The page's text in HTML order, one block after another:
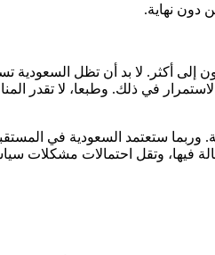
دون نهاية.
إلى أكثر. لا بد أن تظل السعودية
في ذلك. وطبعا، لا تقدر
وربما ستعتمد السعودية في
فيها، وتقل احتمالات